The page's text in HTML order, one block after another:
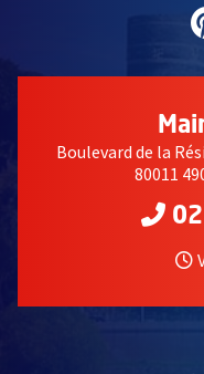
Boulevard de la
80011